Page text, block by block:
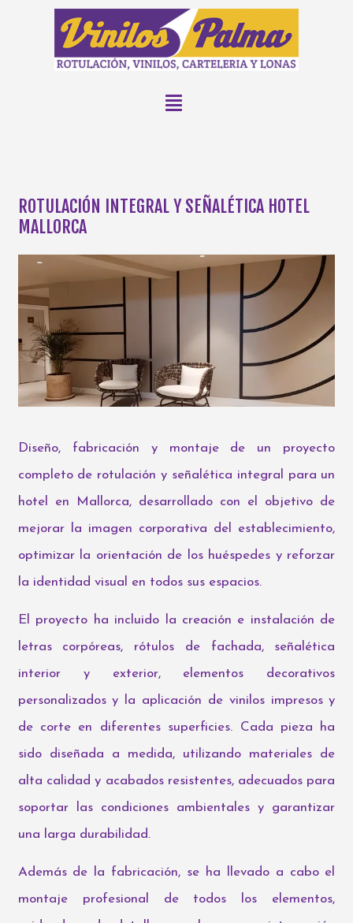
ROTULACIÓN INTEGRAL Y SEÑALÉTICA HOTEL
MALLORCA
Diseño, fabricación y montaje de un proyecto
completo de rotulación y señalética integral para un
hotel en Mallorca, desarrollado con el objetivo de
mejorar la imagen corporativa del establecimiento,
optimizar la orientación de los huéspedes y reforzar
la identidad visual en todos sus espacios.
El proyecto ha incluido la creación e instalación de
letras corpóreas, rótulos de fachada, señalética
interior y exterior, elementos decorativos
personalizados y la aplicación de vinilos impresos y
de corte en diferentes superficies. Cada pieza ha
sido diseñada a medida, utilizando materiales de
alta calidad y acabados resistentes, adecuados para
soportar las condiciones ambientales y garantizar
una larga durabilidad.
Además de la fabricación, se ha llevado a cabo el
montaje profesional de todos los elementos,